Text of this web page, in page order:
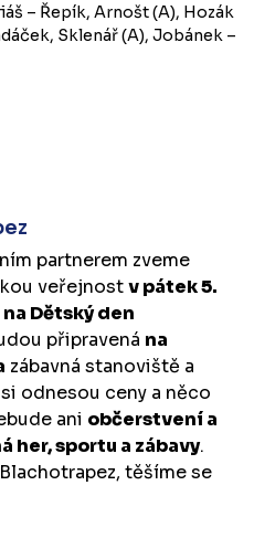
– Řepík, Arnošt (A), Hozák
Sklenář (A), Jobánek –
partnerem zveme
veřejnostv pátek 5.
Dětský den
připravená na
zábavná stanoviště a
odnesou ceny a něco
ani občerstvení a
her, sportu a zábavy.
těšíme se